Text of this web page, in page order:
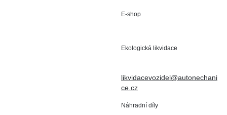
E-shop
Ekologická likvidace
likvidacevozidel@autonechani
ce.cz
Náhradní díly